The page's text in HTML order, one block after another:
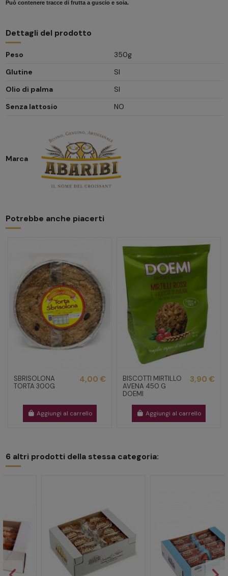
Può contenere tracce di frutta a guscio e soia.
Dettagli del prodotto
Peso
350g
Glutine
SI
Olio di palma
SI
Senza lattosio
NO
Marca
Potrebbe anche piacerti
SBRISOLONA
TORTA 300G
4,00 €
Aggiungi al carrello
BISCOTTI MIRTILLO
AVENA 450 G
DOEMI
3,90 €
Aggiungi al carrello
6 altri prodotti della stessa categoria: